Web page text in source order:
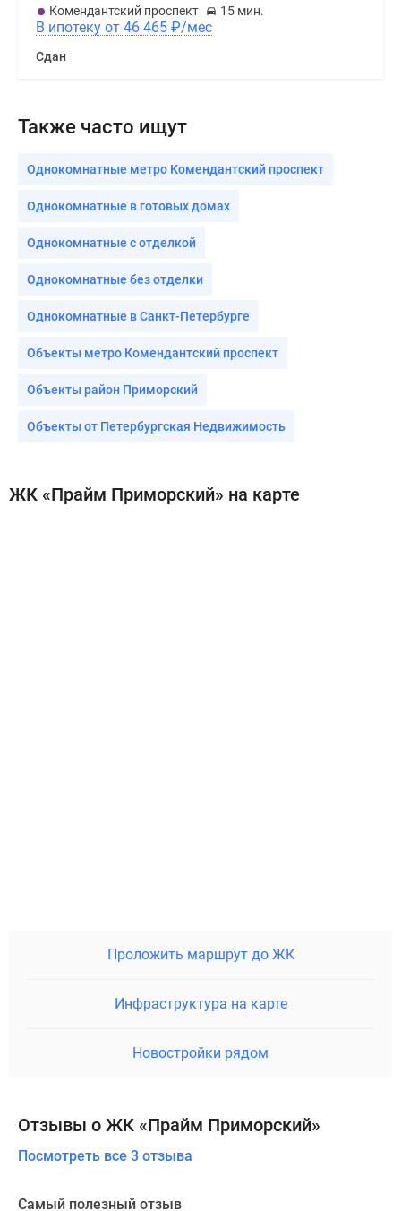
Комендантский проспект 15 мин.
В ипотеку от 46 465 ₽/мес
Сдан
Также часто ищут
Однокомнатные метро Комендантский проспект
Однокомнатные в готовых домах
Однокомнатные с отделкой
Однокомнатные без отделки
Однокомнатные в Санкт-Петербурге
Объекты метро Комендантский проспект
Объекты район Приморский
Объекты от Петербургская Недвижимость
ЖК «Прайм Приморский» на карте
Проложить маршрут до ЖК
Инфраструктура на карте
Новостройки рядом
Отзывы о ЖК «Прайм Приморский»
Посмотреть все 3 отзыва
Самый полезный отзыв